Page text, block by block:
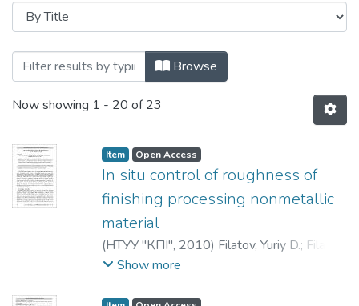
Browsing Вісник НТУУ «КПІ».
Browse
Now showing 1 - 20 of 23
Item Open Access
In situ control of roughness of
finishing processing nonmetallic
material
(НТУУ "КПІ", 2010) Filatov, Yuriy D.; Filatov,
Olexandr Yu.;Yashchuk, Vasil P.
Show more